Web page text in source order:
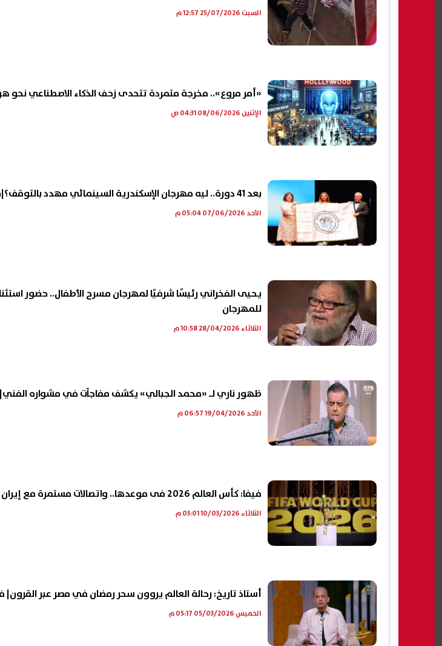
السبت 25/07/2026 12:57 م
«أمر مروع».. مخرجة متمردة تتحدى زحف الذكاء الاصطناعي نحو
الإثنين 08/06/2026 04:31 ص
بعد 41 دورة.. ليه مهرجان الإسكندرية السينمائي مهدد بالتوقف؟|فيديو
الأحد 07/06/2026 05:04 م
يحيى الفخراني رئيسًا شرفيًا لمهرجان مسرح الأطفال.. حضور
للمهرجان
الثلاثاء 28/04/2026 10:58 م
ظهور ناري لـ «محمد الجبالي» يكشف مفاجآت في مشواره
الأحد 19/04/2026 06:57 م
فيفا: كأس العالم 2026 فى موعدها.. واتصالات مستمرة مع إيران
الثلاثاء 10/03/2026 03:01 م
أستاذ تاريخ: رحالة العالم يروون سحر رمضان في مصر عبر القرون|
الخميس 05/03/2026 05:17 م